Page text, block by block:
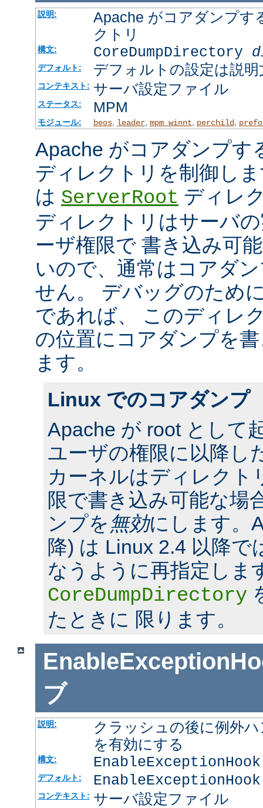
説明:
Apache がコアダンプす
クトリ
構文: CoreDumpDirectory
デフォルト: デフォルトの設定は説
コンテキスト: サーバ設定ファイル
ステータス: MPM
モジュール: beos, leader, mpm_winnt perchild,
Apache がコアダンプす
ディレクトリを制御し
は ServerRoot ディレ
ディレクトリはサーバ
ーザ権限で 書き込み可
いので、通常はコアダ
せん。 デバッグのため
であれば、 このディレ
の位置にコアダンプを
ます。
Linux でのコアダンプ
Apache が root として
ユーザの権限に以降し
カーネルはディレクト
限で書き込み可能な場
ンプを無効にします。
降) は Linux 2.4 以降で
なうように再指定しま
CoreDumpDirectory
たときに 限ります。
ブ
説明:
クラッシュの後に例外
を有効にする
構文:
デフォルト:
コンテキスト: サーバ設定ファイル